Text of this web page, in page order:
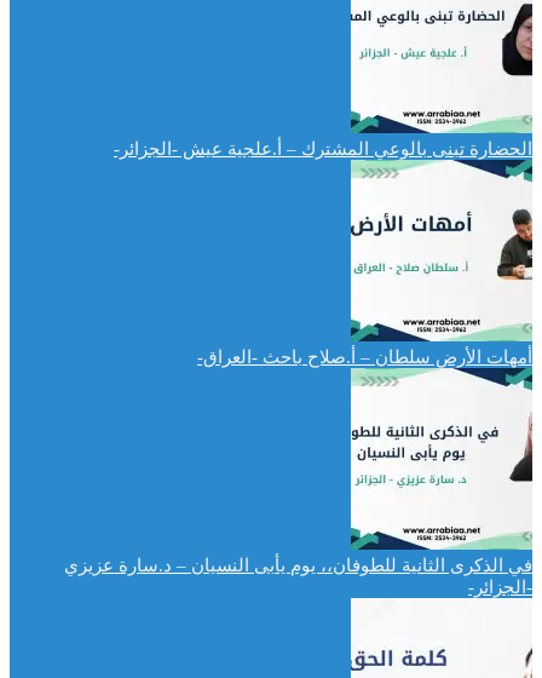
الحضارة تبنى بالوعي المشترك – أ.علجية عيش -الجزائر-
أمهات الأرض سلطان – أ.صلاح باحث -العراق-
في الذكرى الثانية للطوفان،، يوم يأبى النسيان – د.سارة عزيزي
-الجزائر-